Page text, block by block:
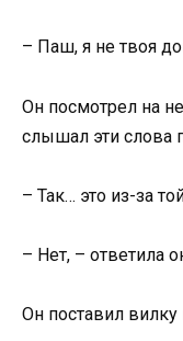
– Паш, я не твоя
Он посмотрел на
слышал эти слова
– Так… это из-за
– Нет, – ответила
Он поставил вилку